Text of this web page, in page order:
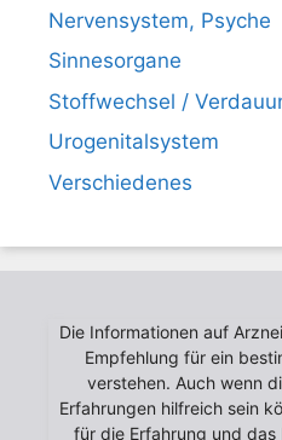
Nervensystem, Psyche
Sinnesorgane
Stoffwechsel /
Urogenitalsystem
Verschiedenes
Die Informationen auf
Empfehlung für ein
verstehen. Auch wenn
Erfahrungen hilfreich sein
für die Erfahrung und das